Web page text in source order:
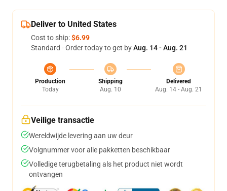
Deliver to United States
Cost to ship:$6.99
Standard - Order today to get byAug. 14 - Aug. 21
Production
Today
Shipping
Aug. 10
Delivered
Aug. 14 - Aug. 21
Veilige transactie
Wereldwijde levering aan uw deur
Volgnummer voor alle pakketten beschikbaar
Volledige terugbetaling als het product niet wordt
ontvangen